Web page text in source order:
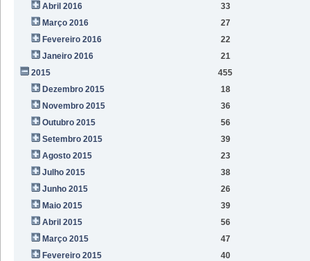
Abril 2016
33
Março 2016
27
Fevereiro 2016
22
Janeiro 2016
21
2015
455
Dezembro 2015
18
Novembro 2015
36
Outubro 2015
56
Setembro 2015
39
Agosto 2015
23
Julho 2015
38
Junho 2015
26
Maio 2015
39
Abril 2015
56
Março 2015
47
Fevereiro 2015
40